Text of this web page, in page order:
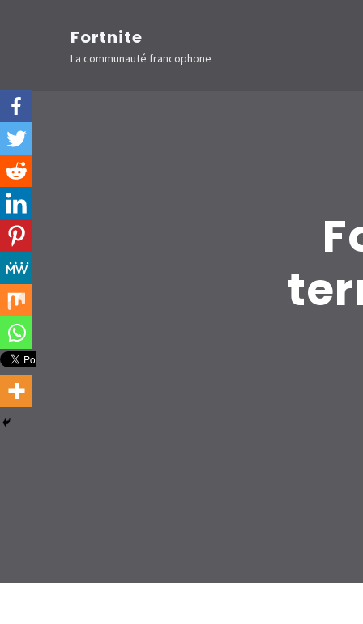
(Pressez
Entrée)
Fortnite
La communauté francophone